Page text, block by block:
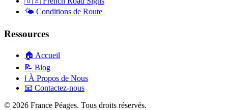
🌤️ Conditions de Route
Ressources
🏠 Accueil
📝 Blog
ℹ️ À Propos de Nous
📧 Contactez-nous
© 2026 France Péages. Tous droits réservés.